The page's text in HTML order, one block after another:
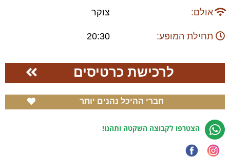
אולם: צוקר
תחילת המופע: 20:30
לרכישת כרטיסים
חברי ההיכל נהנים יותר
הצטרפו לקבוצה השקטה ותהנו!